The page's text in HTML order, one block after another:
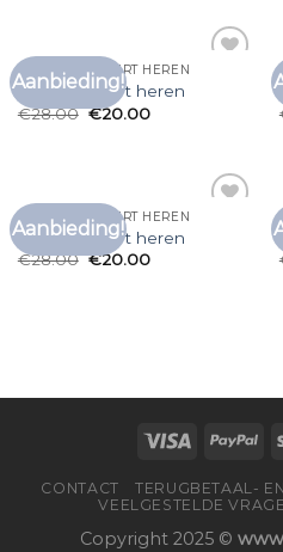
Aanbieding!
CARHARTT T SHIRT HEREN
carhartt t shirt heren
€28.00 €20.00
Aanbieding!
CARHARTT T SHIRT HEREN
carhartt t shirt heren
€28.00 €20.00
CONTACT
TERUGBETAAL-
VEELGESTELDE
Copyright 2025 ©